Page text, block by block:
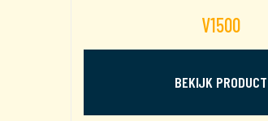
V1500
BEKIJK PRODUCT